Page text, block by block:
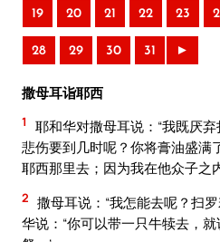
19 20 21 22 23
28 29 30 31 ►
撒母耳诣耶西
1
耶和华对撒母耳说：“我既厌
悲伤要到几时呢？你将膏油盛满
耶西那里去；因为我在他众子之
2 撒母耳说：“我怎能去呢？扫
华说：“你可以带一只牛犊去，